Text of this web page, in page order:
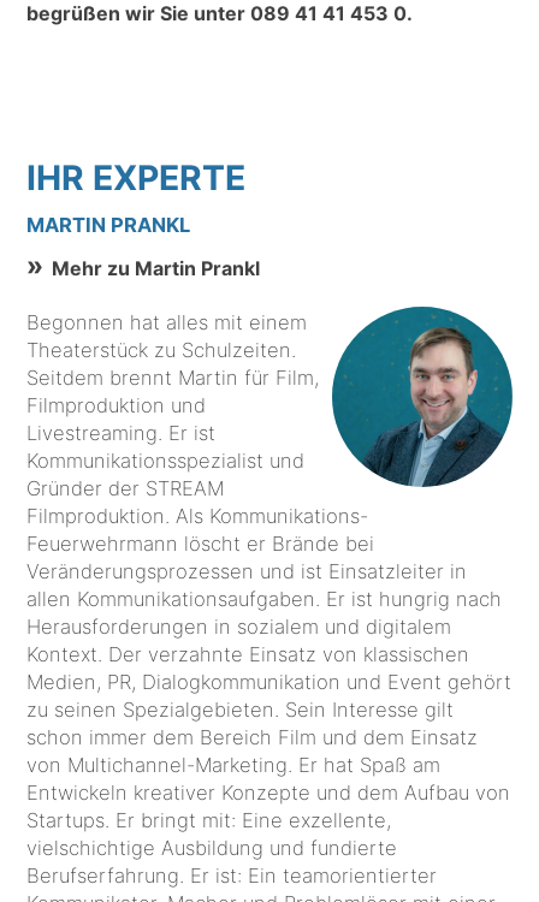
begrüßen wir Sie unter089 41 41 453 0.
IHR EXPERTE
MARTIN PRANKL
Mehr zu Martin Prankl
Begonnen hat alles mit einem
Theaterstück zu Schulzeiten.
Seitdem brennt Martin für Film,
Filmproduktion und
Livestreaming. Er ist
Kommunikationsspezialist und
Gründer der STREAM
Filmproduktion. Als Kommunikations-
Feuerwehrmann löscht er Brände bei
Veränderungsprozessen und ist Einsatzleiter in
allen Kommunikationsaufgaben. Er ist hungrig nach
Herausforderungen in sozialem und digitalem
Kontext. Der verzahnte Einsatz von klassischen
Medien, PR, Dialogkommunikation und Event gehört
zu seinen Spezialgebieten. Sein Interesse gilt
schon immer dem Bereich Film und dem Einsatz
von Multichannel-Marketing. Er hat Spaß am
Entwickeln kreativer Konzepte und dem Aufbau von
Startups. Er bringt mit: Eine exzellente,
vielschichtige Ausbildung und fundierte
Berufserfahrung. Er ist: Ein teamorientierter